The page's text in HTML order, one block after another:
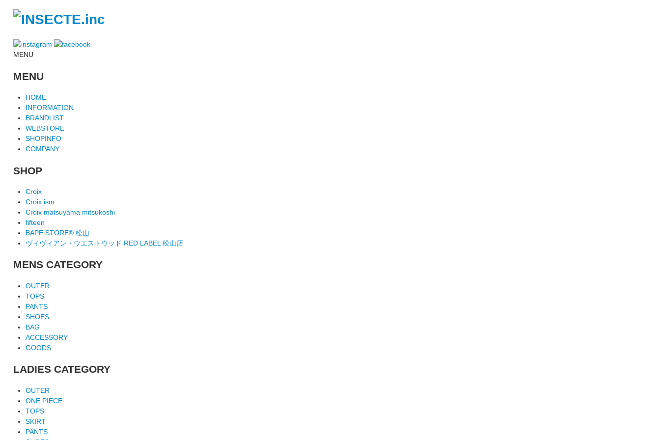
MENU
MENU
HOME
INFORMATION
BRANDLIST
WEBSTORE
SHOPINFO
COMPANY
SHOP
Croix
Croix ism
Croix matsuyama mitsukoshi
fifteen
BAPE STORE® 松山
ヴィヴィアン・ウエストウッド RED LABEL 松山店
MENS CATEGORY
OUTER
TOPS
PANTS
SHOES
BAG
ACCESSORY
GOODS
LADIES CATEGORY
OUTER
ONE PIECE
TOPS
SKIRT
PANTS